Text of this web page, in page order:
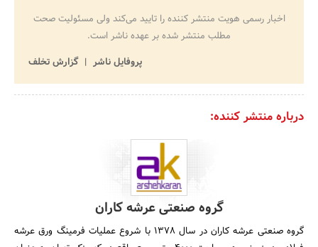
اخبار رسمی هویت منتشر کننده را تایید می‌کند ولی مسئولیت صحت
مطلب منتشر شده بر عهده ناشر است.
پروفایل ناشر
گزارش تخلف
درباره منتشر کننده:
گروه صنعتی عرشه کاران
گروه صنعتی عرشه کاران در سال 1378 با شروع عملیات فرمینگ ورق عرشه